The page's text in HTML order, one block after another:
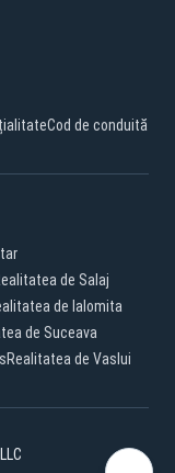
Cod de conduită
de Salaj
de Ialomita
de Suceava
Realitatea de Vaslui